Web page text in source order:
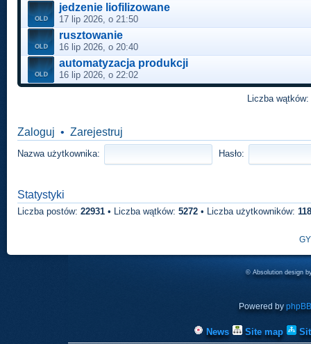
jedzenie liofilizowane
17 lip 2026, o 21:50
rusztowanie
16 lip 2026, o 20:40
automatyzacja produkcji
16 lip 2026, o 22:02
Liczba
Zaloguj • Zarejestruj
Nazwa użytkownika: Hasło:
Statystyki
Liczba postów: 22931 • Liczba wątków: 5272 • Liczba użytkowników:
© Absolution design
Powered by phpBB
News Site map